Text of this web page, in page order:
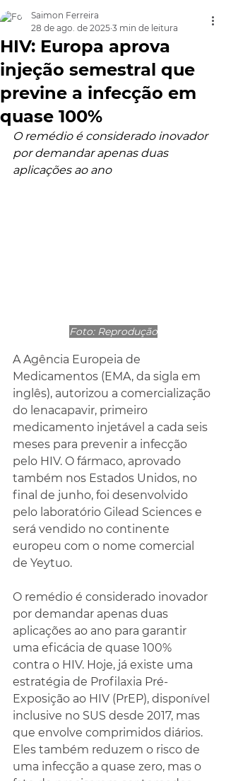
HIV: Europa aprova
injeção semestral que
previne a infecção em
quase 100%
Saimon Ferreira
28 de ago. de 2025 3 min de leitura
O remédio é considerado inovador
por demandar apenas duas
aplicações ao ano
Foto: Reprodução
A Agência Europeia de
Medicamentos (EMA, da sigla em
inglês), autorizou a comercialização
do lenacapavir, primeiro
medicamento injetável a cada seis
meses para prevenir a infecção
pelo HIV. O fármaco, aprovado
também nos Estados Unidos, no
final de junho, foi desenvolvido
pelo laboratório Gilead Sciences e
será vendido no continente
europeu com o nome comercial
de Yeytuo.
O remédio é considerado inovador
por demandar apenas duas
aplicações ao ano para garantir
uma eficácia de quase 100%
contra o HIV. Hoje, já existe uma
estratégia de Profilaxia Pré-
Exposição ao HIV (PrEP), disponível
inclusive no SUS desde 2017, mas
que envolve comprimidos diários.
Eles também reduzem o risco de
uma infecção a quase zero, mas o